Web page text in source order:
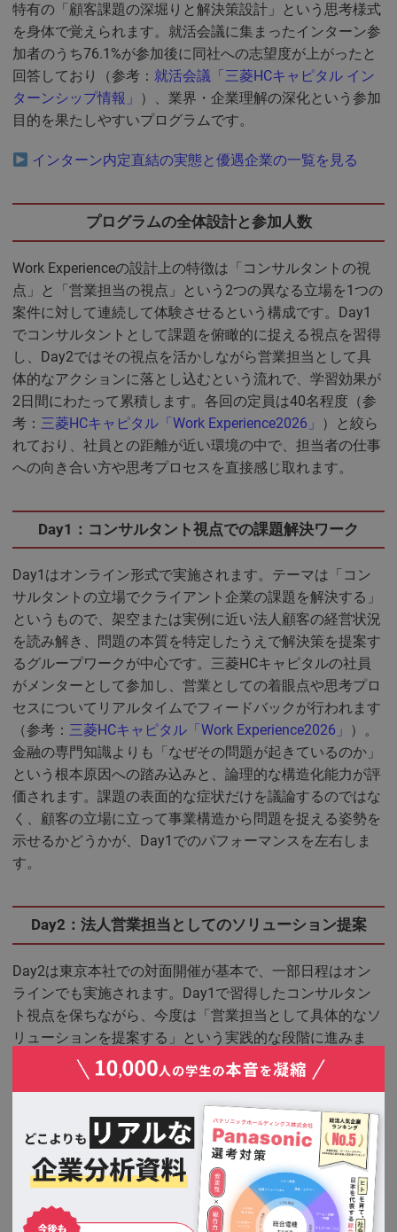
特有の「顧客課題の深堀りと解決策設計」という思考様式
を身体で覚えられます。就活会議に集まったインターン参
加者のうち76.1%が参加後に同社への志望度が上がったと
回答しており（参考： 就活会議「三菱HCキャピタル イン
ターンシップ情報」 ）、業界・企業理解の深化という参加
目的を果たしやすいプログラムです。
インターン内定直結の実態と優遇企業の一覧を見る
プログラムの全体設計と参加人数
Work Experienceの設計上の特徴は「コンサルタントの視
点」と「営業担当の視点」という2つの異なる立場を1つの
案件に対して連続して体験させるという構成です。Day1
でコンサルタントとして課題を俯瞰的に捉える視点を習得
し、Day2ではその視点を活かしながら営業担当として具
体的なアクションに落とし込むという流れで、学習効果が
2日間にわたって累積します。各回の定員は40名程度（参
考： 三菱HCキャピタル「Work Experience2026」 ）と絞ら
れており、社員との距離が近い環境の中で、担当者の仕事
への向き合い方や思考プロセスを直接感じ取れます。
Day1：コンサルタント視点での課題解決ワーク
Day1はオンライン形式で実施されます。テーマは「コン
サルタントの立場でクライアント企業の課題を解決する」
というもので、架空または実例に近い法人顧客の経営状況
を読み解き、問題の本質を特定したうえで解決策を提案す
るグループワークが中心です。三菱HCキャピタルの社員
がメンターとして参加し、営業としての着眼点や思考プロ
セスについてリアルタイムでフィードバックが行われます
（参考： 三菱HCキャピタル「Work Experience2026」 ）。
金融の専門知識よりも「なぜその問題が起きているのか」
という根本原因への踏み込みと、論理的な構造化能力が評
価されます。課題の表面的な症状だけを議論するのではな
く、顧客の立場に立って事業構造から問題を捉える姿勢を
示せるかどうかが、Day1でのパフォーマンスを左右しま
す。
Day2：法人営業担当としてのソリューション提案
Day2は東京本社での対面開催が基本で、一部日程はオン
ラインでも実施されます。Day1で習得したコンサルタン
ト視点を保ちながら、今度は「営業担当として具体的なソ
リューションを提案する」という実践的な段階に進みま
す。複数回のヒアリングを想定した場面設定があり、顧客
との会話の中で追加情報を引き出しながら提案の精度を高
めていくプロセスを体験します。就活会議に寄せられた参
加者の声では「課題抽出と深堀りの重要性を当事者意識を
持って体感できた」「リース営業が実際にどういう思考で
動いているかが理解できた」という評価が多く見られま
す。グループ内での発表・社員フィードバック・相互評価
によって、自分の思考の強みと課題を言語化する機会も得